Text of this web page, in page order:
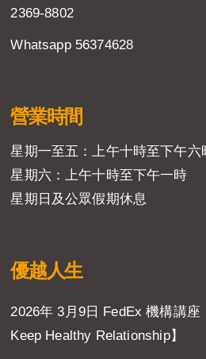
2369-8802
Whatsapp 56374628
營業時間
星期一至五：上午十時至下午六
星期六：上午十時至下午一時
星期日及公眾假期休息
優越人生
2026年 3月9日 FedEx 機構講座
Keep Healthy Relationship】